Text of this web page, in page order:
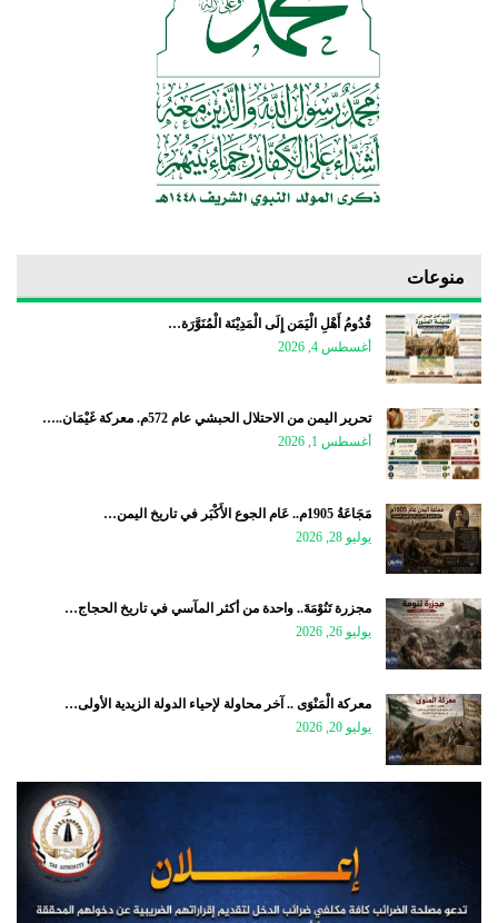
منوعات
قُدُومُ أَهْلِ الْيَمَن إِلَى الْمَدِيْنَة الْمُنَوَّرَة…
أغسطس 4, 2026
تحرير اليمن من الاحتلال الحبشي عام 572م. معركة غَيْمَان..…
أغسطس 1, 2026
مَجَاعَةُ 1905م.. عَام الجوع الأَكْبَر في تاريخ اليمن…
يوليو 28, 2026
مجزرة تَنُوْمَةَ.. واحدة من أكثر المآسي في تاريخ الحجاج…
يوليو 26, 2026
معركة الْمَنْوَى .. آخر محاولة لإحياء الدولة الزيدية الأولى…
يوليو 20, 2026